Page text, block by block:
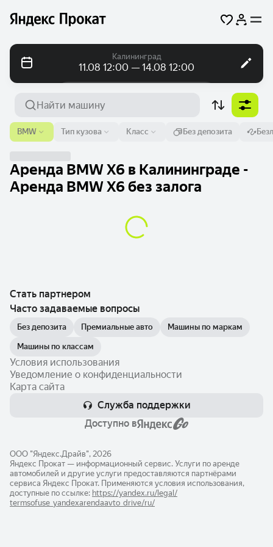
Калининград
11.08 12:00 — 14.08 12:00
Аэропорт или адрес
Калининград
11 авг. 12:00 14 авг. 12:00
Тип кузова Класс
BMW Без депозита
Аренда BMW X6 в Калининграде -
Аренда BMW X6 без залога
Стать партнером
Часто задаваемые вопросы
Без депозита Премиальные авто Машины по маркам
Машины по классам
Условия использования
Уведомление о конфиденциальности
Карта сайта
Служба поддержки
Доступно в
ООО "Яндекс.Драйв", 2026
Яндекс Прокат — информационный сервис. Услуги по аренде
автомобилей и другие услуги предоставляются партнёрами
сервиса Яндекс Прокат. Применяются условия использования,
доступные по ссылке: https://yandex.ru/legal/​
termsofuse_yandexarendaavto_drive/ru/